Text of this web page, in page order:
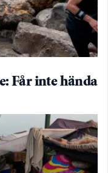
Får inte hända